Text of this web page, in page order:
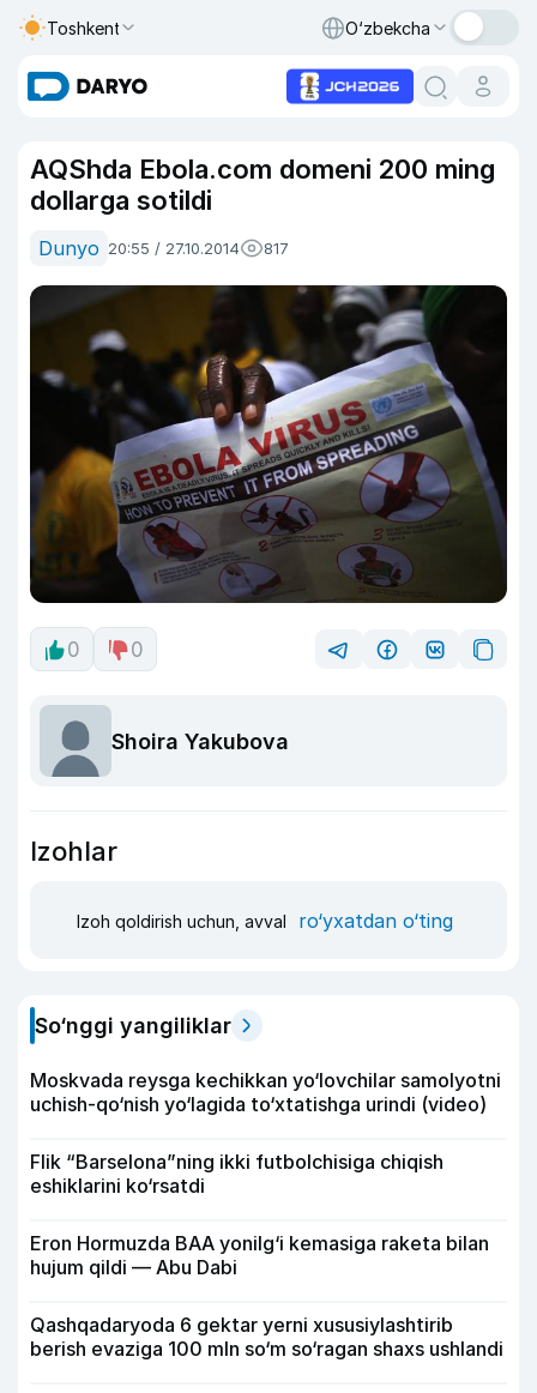
Toshkent O‘zbekcha
AQShda Ebola.com domeni 200 ming
dollarga sotildi
Dunyo 20:55 / 27.10.2014 817
0 0
Shoira Yakubova
Izohlar
Izoh qoldirish uchun, avval ro‘yxatdan o‘ting
So‘nggi yangiliklar
Moskvada reysga kechikkan yo‘lovchilar samolyotni
uchish-qo‘nish yo‘lagida to‘xtatishga urindi (video)
Flik “Barselona”ning ikki futbolchisiga chiqish
eshiklarini ko‘rsatdi
Eron Hormuzda BAA yonilg‘i kemasiga raketa bilan
hujum qildi — Abu Dabi
Qashqadaryoda 6 gektar yerni xususiylashtirib
berish evaziga 100 mln so‘m so‘ragan shaxs ushlandi